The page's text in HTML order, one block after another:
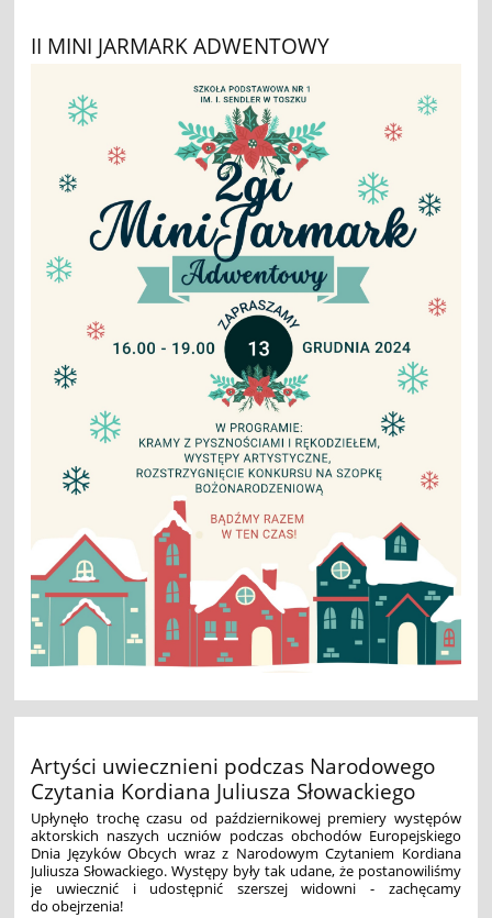
II MINI JARMARK ADWENTOWY
Artyści uwiecznieni podczas Narodowego
Czytania Kordiana Juliusza Słowackiego
Upłynęło trochę czasu od październikowej premiery występów
aktorskich naszych uczniów podczas obchodów Europejskiego
Dnia Języków Obcych wraz z Narodowym Czytaniem Kordiana
Juliusza Słowackiego. Występy były tak udane, że postanowiliśmy
je uwiecznić i udostępnić szerszej widowni - zachęcamy
do obejrzenia!